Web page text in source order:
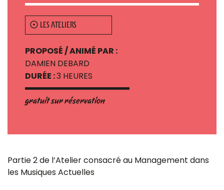
LES ATELIERS
PROPOSÉ / ANIMÉ PAR :
DAMIEN DEBARD
DURÉE :3 HEURES
gratuit sur réservation
Partie 2 de l’Atelier consacré au Management dans
les Musiques Actuelles